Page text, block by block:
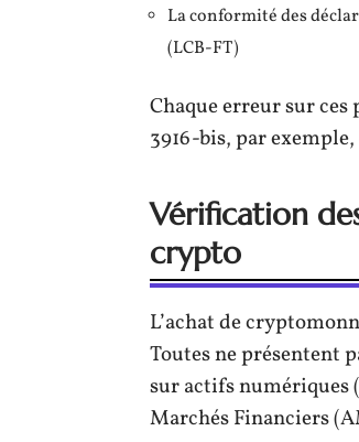
La conformité des
(LCB-FT)
Chaque erreur sur
3916-bis, par
Vérification
crypto
L’achat de
Toutes ne présentent
sur actifs numériques
Marchés Financiers